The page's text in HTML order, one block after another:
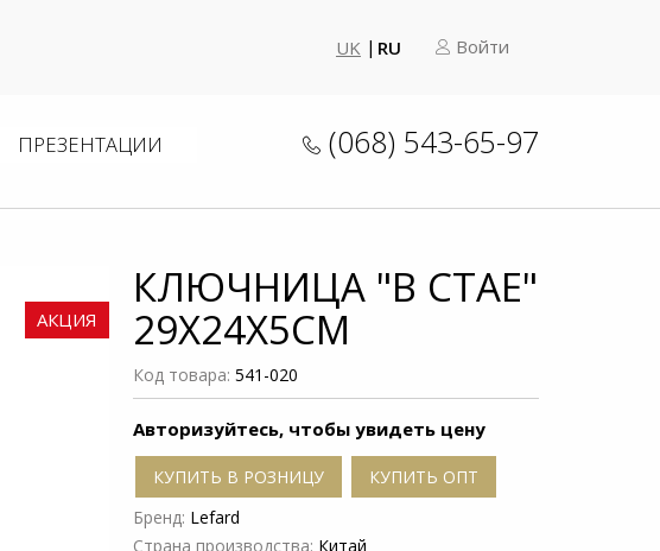
UK RU Войти
ПРЕЗЕНТАЦИИ (068) 543-65-97
АКЦИЯ
КЛЮЧНИЦА "В СТАЕ"
29Х24X5СМ
Код товара: 541-020
Авторизуйтесь, чтобы увидеть цену
КУПИТЬ В РОЗНИЦУ
КУПИТЬ ОПТ
Бренд: Lefard
Страна производства: Китай